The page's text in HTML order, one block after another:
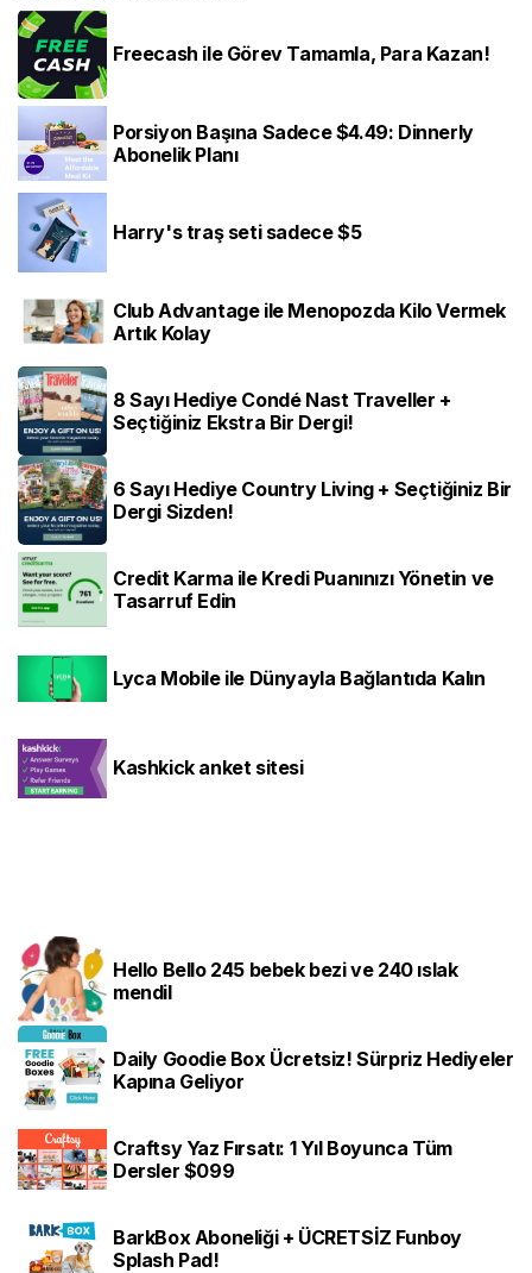
Freecash ile Görev Tamamla, Para Kazan!
Porsiyon Başına Sadece $4.49: Dinnerly
Abonelik Planı
Harry's traş seti sadece $5
Club Advantage ile Menopozda Kilo Vermek
Artık Kolay
8 Sayı Hediye Condé Nast Traveller +
Seçtiğiniz Ekstra Bir Dergi!
6 Sayı Hediye Country Living + Seçtiğiniz Bir
Dergi Sizden!
Credit Karma ile Kredi Puanınızı Yönetin ve
Tasarruf Edin
Lyca Mobile ile Dünyayla Bağlantıda Kalın
Kashkick anket sitesi
Hello Bello 245 bebek bezi ve 240 ıslak
mendil
Daily Goodie Box Ücretsiz! Sürpriz Hediyeler
Kapına Geliyor
Craftsy Yaz Fırsatı: 1 Yıl Boyunca Tüm
Dersler $099
BarkBox Aboneliği + ÜCRETSİZ Funboy
Splash Pad!